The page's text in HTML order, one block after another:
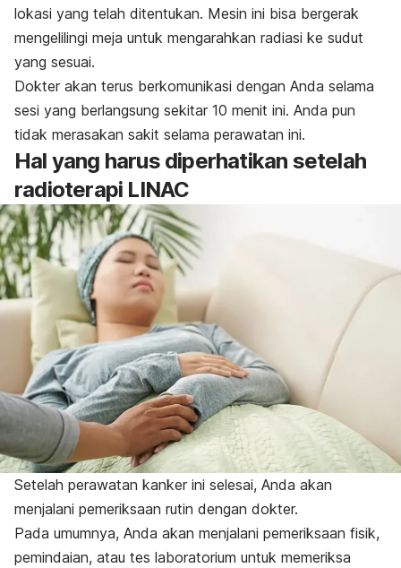
lokasi yang telah ditentukan. Mesin ini bisa bergerak
mengelilingi meja untuk mengarahkan radiasi ke sudut
yang sesuai.
Dokter akan terus berkomunikasi dengan Anda selama
sesi yang berlangsung sekitar 10 menit ini. Anda pun
tidak merasakan sakit selama perawatan ini.
Hal yang harus diperhatikan setelah
radioterapi LINAC
Setelah perawatan kanker ini selesai, Anda akan
menjalani pemeriksaan rutin dengan dokter.
Pada umumnya, Anda akan menjalani pemeriksaan fisik,
pemindaian, atau tes laboratorium untuk memeriksa